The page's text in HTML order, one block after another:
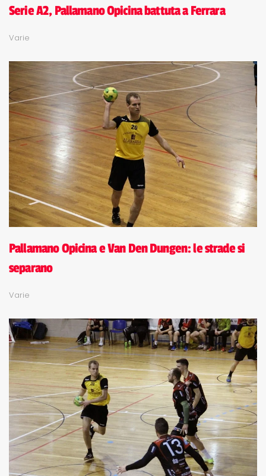
Serie A2, Pallamano Opicina battuta a Ferrara
Varie
Pallamano Opicina e Van Den Dungen: le strade si
separano
Varie